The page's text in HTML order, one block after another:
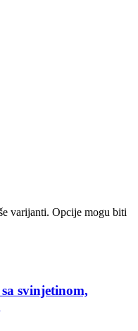
varijanti. Opcije mogu biti
svinjetinom,